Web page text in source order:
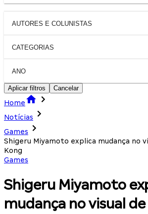
AUTORES E COLUNISTAS
CATEGORIAS
ANO
Aplicar filtros Cancelar
Home
Notícias
Games
Shigeru Miyamoto explica mudança no
Kong
Games
Shigeru Miyamoto
mudança no visual